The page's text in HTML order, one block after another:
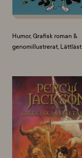
Humor, Grafisk roman &
genomillustrerat, Lättläst